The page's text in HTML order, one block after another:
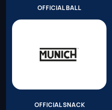
OFFICIAL BALL
OFFICIAL SNACK